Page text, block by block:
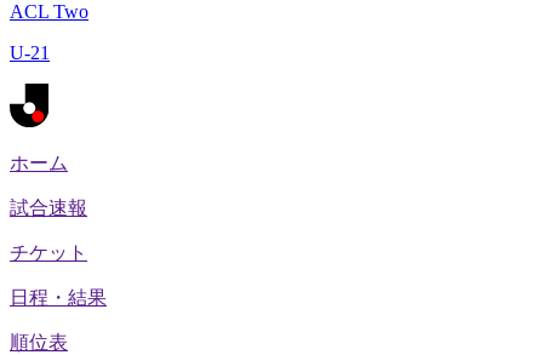
ACL Two
U-21
ホーム
試合速報
チケット
日程・結果
順位表